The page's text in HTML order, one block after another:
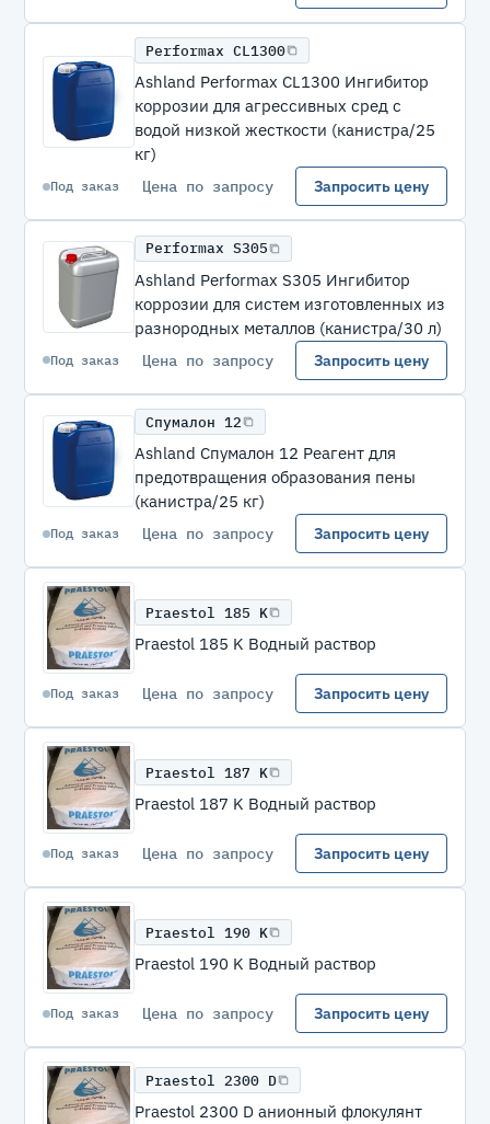
Performax CL1300
Ashland Performax CL1300 Ингибитор
коррозии для агрессивных сред с
водой низкой жесткости (канистра/25
кг)
Под заказ Цена по запросу Запросить цену
Performax S305
Ashland Performax S305 Ингибитор
коррозии для систем изготовленных из
разнородных металлов (канистра/30 л)
Под заказ Цена по запросу Запросить цену
Спумалон 12
Ashland Спумалон 12 Реагент для
предотвращения образования пены
(канистра/25 кг)
Под заказ Цена по запросу Запросить цену
Praestol 185 K
Praestol 185 K Водный раствор
Под заказ Цена по запросу Запросить цену
Praestol 187 K
Praestol 187 K Водный раствор
Под заказ Цена по запросу Запросить цену
Praestol 190 K
Praestol 190 K Водный раствор
Под заказ Цена по запросу Запросить цену
Praestol 2300 D
Praestol 2300 D анионный флокулянт